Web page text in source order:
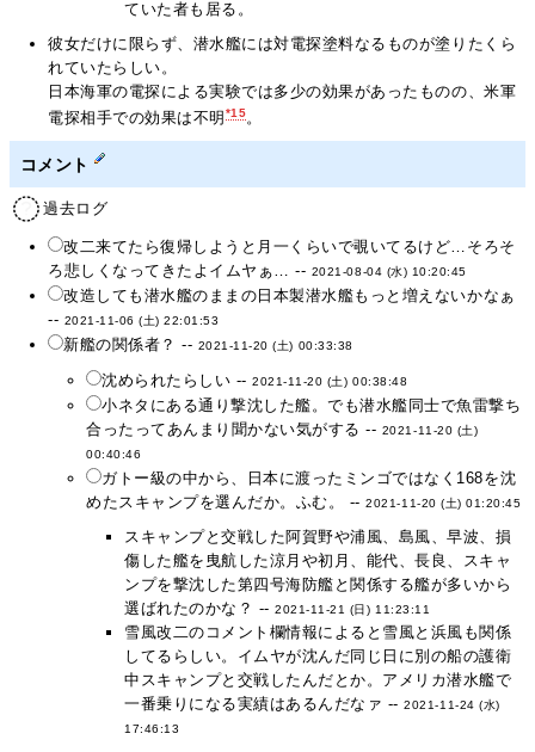
ていた者も居る。
彼女だけに限らず、潜水艦には対電探塗料なるものが塗りたくら
れていたらしい。
日本海軍の電探による実験では多少の効果があったものの、米軍
電探相手での効果は不明 *15。
コメント
過去ログ
改二来てたら復帰しようと月一くらいで覗いてるけど…そろそ
ろ悲しくなってきたよイムヤぁ… -- 2021-08-04 (水) 10:20:45
改造しても潜水艦のままの日本製潜水艦もっと増えないかなぁ
-- 2021-11-06 (土) 22:01:53
新艦の関係者？ -- 2021-11-20 (土) 00:33:38
沈められたらしい --2021-11-20 (土) 00:38:48
小ネタにある通り撃沈した艦。でも潜水艦同士で魚雷撃ち
合ったってあんまり聞かない気がする -- 2021-11-20 (土)
00:40:46
ガトー級の中から、日本に渡ったミンゴではなく168を沈
めたスキャンプを選んだか。ふむ。 --2021-11-20 (土) 01:20:45
スキャンプと交戦した阿賀野や浦風、島風、早波、損
傷した艦を曳航した涼月や初月、能代、長良、スキャ
ンプを撃沈した第四号海防艦と関係する艦が多いから
選ばれたのかな？ --2021-11-21 (日) 11:23:11
雪風改二のコメント欄情報によると雪風と浜風も関係
してるらしい。イムヤが沈んだ同じ日に別の船の護衛
中スキャンプと交戦したんだとか。アメリカ潜水艦で
一番乗りになる実績はあるんだなァ --2021-11-24 (水)
17:46:13